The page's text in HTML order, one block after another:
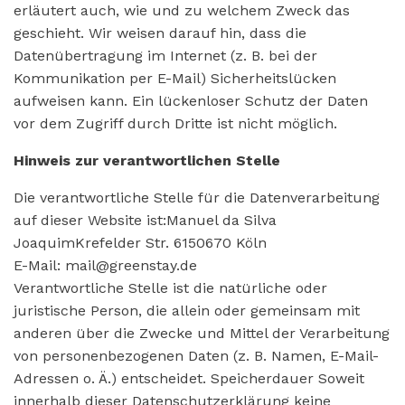
erläutert auch, wie und zu welchem Zweck das
geschieht. Wir weisen darauf hin, dass die
Datenübertragung im Internet (z. B. bei der
Kommunikation per E-Mail) Sicherheitslücken
aufweisen kann. Ein lückenloser Schutz der Daten
vor dem Zugriff durch Dritte ist nicht möglich.
Hinweis zur verantwortlichen Stelle
Die verantwortliche Stelle für die Datenverarbeitung
auf dieser Website ist:Manuel da Silva
JoaquimKrefelder Str. 6150670 Köln
E-Mail: mail@greenstay.de
Verantwortliche Stelle ist die natürliche oder
juristische Person, die allein oder gemeinsam mit
anderen über die Zwecke und Mittel der Verarbeitung
von personenbezogenen Daten (z. B. Namen, E-Mail-
Adressen o. Ä.) entscheidet. Speicherdauer Soweit
innerhalb dieser Datenschutzerklärung keine